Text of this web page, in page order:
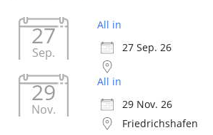
27
Sep.
All in
27 Sep. 26
29
Nov.
All in
29 Nov. 26
Friedrichshafen